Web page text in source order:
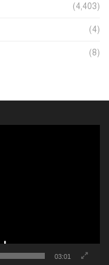
(4,403)
(4)
(8)
03:01